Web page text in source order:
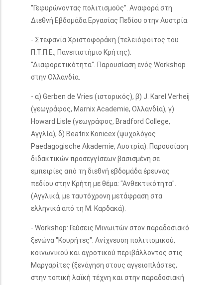
"Γεφυρώνοντας πολιτισμούς". Αναφορά στη
Διεθνή Εβδομάδα Εργασίας Πεδίου στην Αυστρία.
- Στεφανία Χριστοφοράκη (τελειόφοιτος του
Π.Τ.Π.Ε., Πανεπιστήμιο Κρήτης):
"Διαφορετικότητα". Παρουσίαση ενός Workshop
στην Ολλανδία.
- α) Gerben de Vries (ιστορικός), β) J. Karel Verheij
(γεωγράφος, Marnix Academie, Ολλανδία), γ)
Howard Lisle (γεωγράφος, Bradford College,
Αγγλία), δ) Beatrix Konicex (ψυχολόγος
Paedagogische Akademie, Αυστρία): Παρουσίαση
διδακτικών προσεγγίσεων βασισμένη σε
εμπειρίες από τη διεθνή εβδομάδα έρευνας
πεδίου στην Κρήτη με θέμα: "Ανθεκτικότητα".
(Αγγλικά, με ταυτόχρονη μετάφραση στα
ελληνικά από τη Μ. Καρδακά).
- Workshop: Γεύσεις Μινωιτών στον παραδοσιακό
ξενώνα "Κουρήτες". Ανίχνευση πολιτισμικού,
κοινωνικού και αγροτικού περιβάλλοντος στις
Μαργαρίτες (ξενάγηση στους αγγειοπλάστες,
στην τοπική λαϊκή τέχνη και στην παραδοσιακή